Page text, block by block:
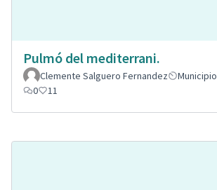
Pulmó del mediterrani.
Clemente Salguero Fernandez
Municipio
0
11